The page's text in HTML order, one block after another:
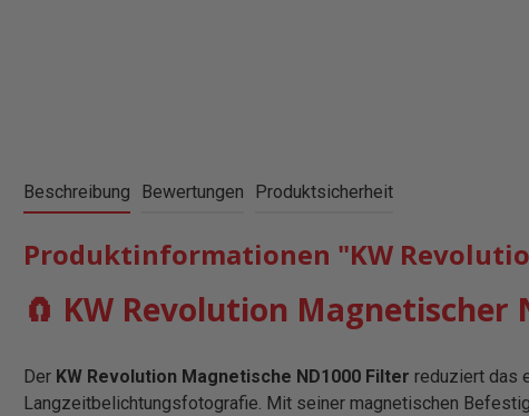
Beschreibung Bewertungen Produktsicherheit
Produktinformationen "KW
🧲 KW Revolution Magnetischer
Der KW Revolution Magnetische ND1000 Filter reduziert das
Langzeitbelichtungsfotografie. Mit seiner magnetischen